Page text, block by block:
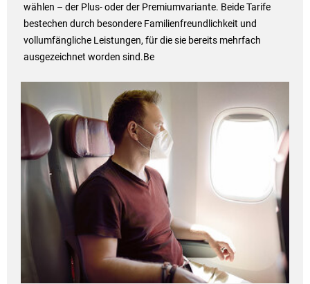
wählen – der Plus- oder der Premiumvariante. Beide Tarife
bestechen durch besondere Familienfreundlichkeit und
vollumfängliche Leistungen, für die sie bereits mehrfach
ausgezeichnet worden sind.Be